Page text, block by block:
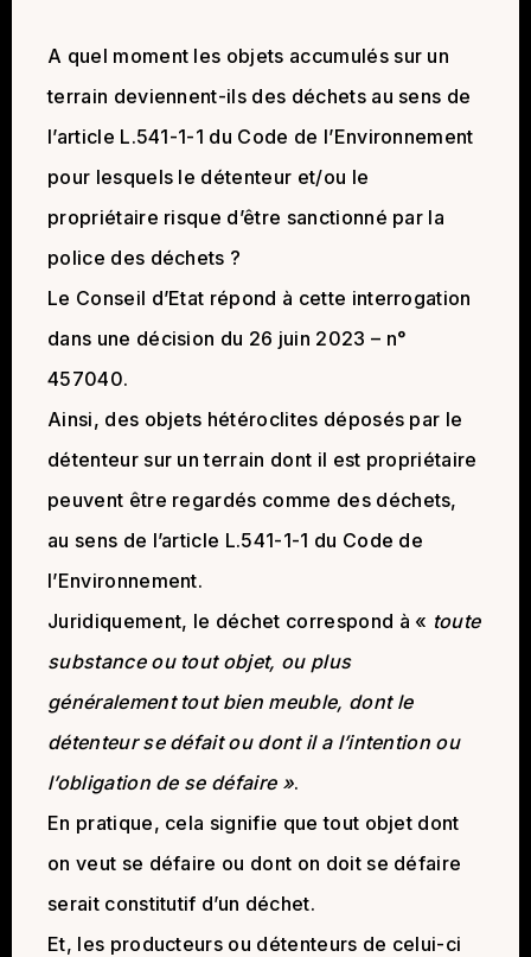
A quel moment les objets accumulés sur un
terrain deviennent-ils des déchets au sens de
l’article L.541-1-1 du Code de l’Environnement
pour lesquels le détenteur et/ou le
propriétaire risque d’être sanctionné par la
police des déchets ?
Le Conseil d’Etat répond à cette interrogation
dans une décision du 26 juin 2023 – n°
457040.
Ainsi, des objets hétéroclites déposés par le
détenteur sur un terrain dont il est propriétaire
peuvent être regardés comme des déchets,
au sens de l’article L.541-1-1 du Code de
l’Environnement.
Juridiquement, le déchet correspond à « toute
substance ou tout objet, ou plus
généralement tout bien meuble, dont le
détenteur se défait ou dont il a l’intention ou
l’obligation de se défaire ».
En pratique, cela signifie que tout objet dont
on veut se défaire ou dont on doit se défaire
serait constitutif d’un déchet.
Et, les producteurs ou détenteurs de celui-ci